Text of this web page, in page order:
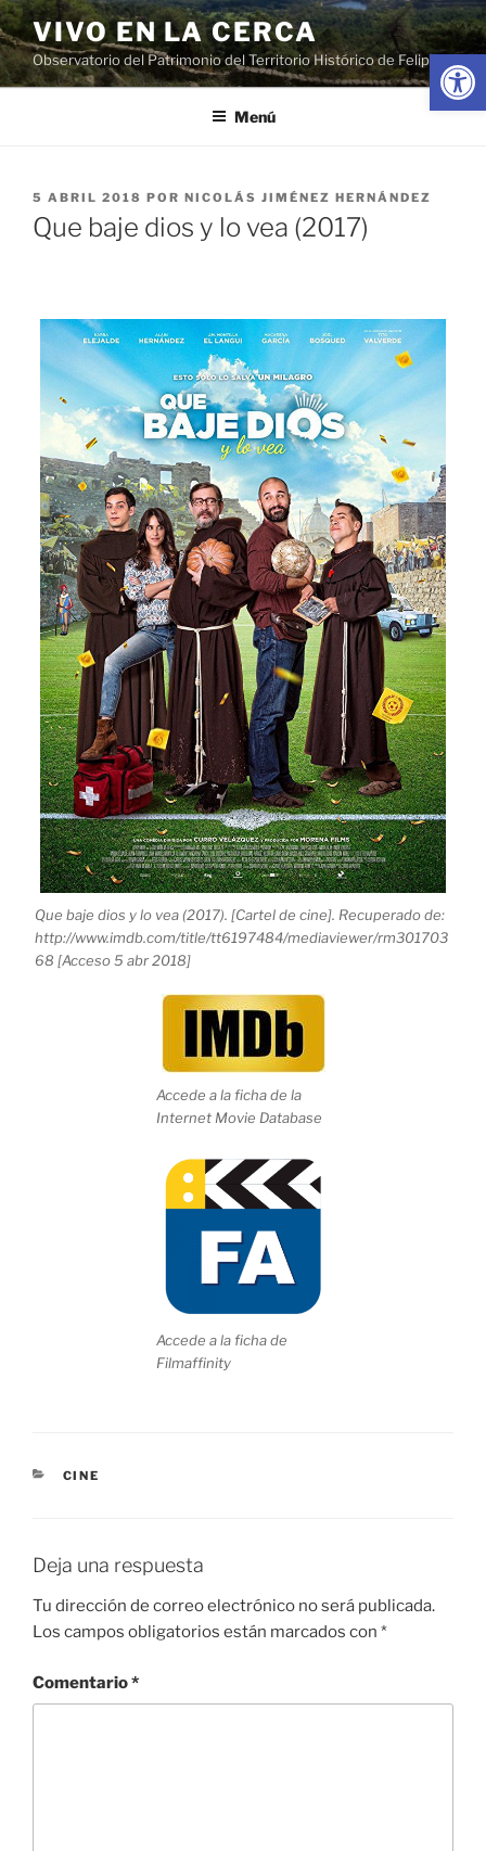
Abrir
Saltar
al
contenido
VIVO EN LA CERCA
Observatorio del Patrimonio del Territorio Histórico de Felipe II
Menú
PUBLICADO
EL
5 ABRIL 2018 POR NICOLÁS JIMÉNEZ HERNÁNDEZ
Que baje dios y lo vea (2017)
Que baje dios y lo vea (2017). [Cartel de cine]. Recuperado de:
http://www.imdb.com/title/tt6197484/mediaviewer/rm301703
68 [Acceso 5 abr 2018]
Accede a la ficha de la
Internet Movie Database
Accede a la ficha de
Filmaffinity
CATEGORÍAS
CINE
Deja una respuesta
Tu dirección de correo electrónico no será publicada.
Los campos obligatorios están marcados con *
Comentario*